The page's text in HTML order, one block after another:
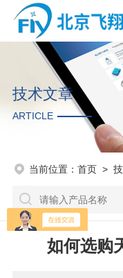
技术文章
ARTICLE
当前位置： 首页>
如何选购